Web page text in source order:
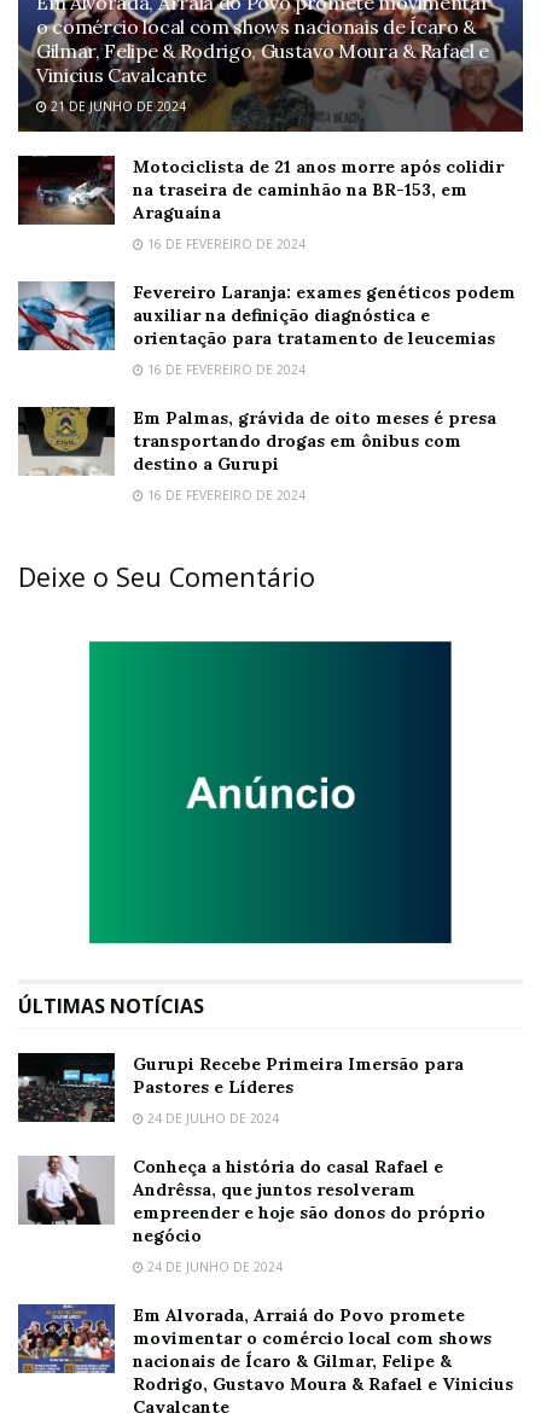
o comércio local com shows nacionais de Ícaro &
Gilmar, Felipe & Rodrigo, Gustavo Moura & Rafael e
Vinicius Cavalcante
21 DE JUNHO DE 2024
Motociclista de 21 anos morre após colidir
na traseira de caminhão na BR-153, em
Araguaína
16 DE FEVEREIRO DE 2024
Fevereiro Laranja: exames genéticos podem
auxiliar na definição diagnóstica e
orientação para tratamento de leucemias
16 DE FEVEREIRO DE 2024
Em Palmas, grávida de oito meses é presa
transportando drogas em ônibus com
destino a Gurupi
16 DE FEVEREIRO DE 2024
Deixe o Seu Comentário
ÚLTIMAS NOTÍCIAS
Gurupi Recebe Primeira Imersão para
Pastores e Líderes
24 DE JULHO DE 2024
Conheça a história do casal Rafael e
Andrêssa, que juntos resolveram
empreender e hoje são donos do próprio
negócio
24 DE JUNHO DE 2024
Em Alvorada, Arraiá do Povo promete
movimentar o comércio local com shows
nacionais de Ícaro & Gilmar, Felipe &
Rodrigo, Gustavo Moura & Rafael e Vinicius
Cavalcante